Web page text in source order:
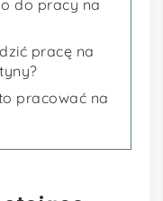
do pracy na
pracę na
pracować na